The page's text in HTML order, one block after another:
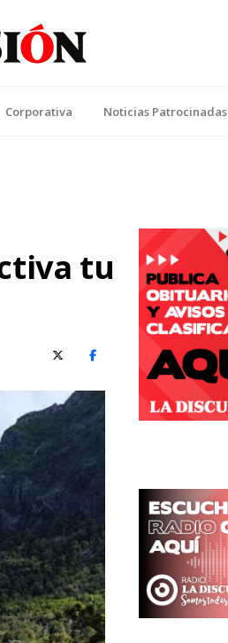
Corporativa Noticias Patrocinadas
tu
X (Twitter)Facebook